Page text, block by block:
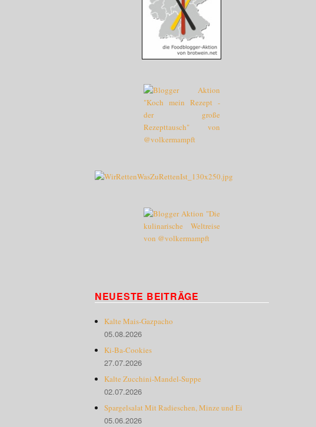
NEUESTE BEITRÄGE
Kalte Mais-Gazpacho
05.08.2026
Ki-Ba-Cookies
27.07.2026
Kalte Zucchini-Mandel-Suppe
02.07.2026
Spargelsalat Mit Radieschen, Minze und Ei
05.06.2026